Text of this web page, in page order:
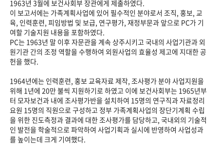
1963년 3월에 보건사회부 장관에게 제출하였다.
이 보고서에는 가족계획사업에 있어 필수적인 분야로서 조직, 홍보, 교
육, 인력훈련, 피임방법 및 보급, 연구평가, 재정부문과 앞으로 PC가 기
여할 기술지원 내용을 포함하였다.
PC는 1963년 말 이후 자문관을 계속 상주시키고 국내의 사업기관과 외
원기관 간의 조정 역할을 수행하여 외원사업의 효율성 제고에 지대한 공
헌을 했다.
1964년에는 인력훈련, 홍보 교육자료 제작, 조사평가 분야 사업지원을
위해 1년에 20만 불씩 지원하기로 하였고 이에 보건사회부는 1965년부
터 모자보건과 내에 조사평가반을 설치하여 15명의 연구직과 자료정리
요원 15명의 직원으로 구성하고 정부 가족계획사업의 장단기계획 수립
을 위한 진도측정과 결과에 대한 조사평가를 담당하고, 국내외의 기술적
인 발전을 학술적으로 파악하여 사업기획과 실시에 반영하여 사업성과
를 높이는데 크게 기여했다.